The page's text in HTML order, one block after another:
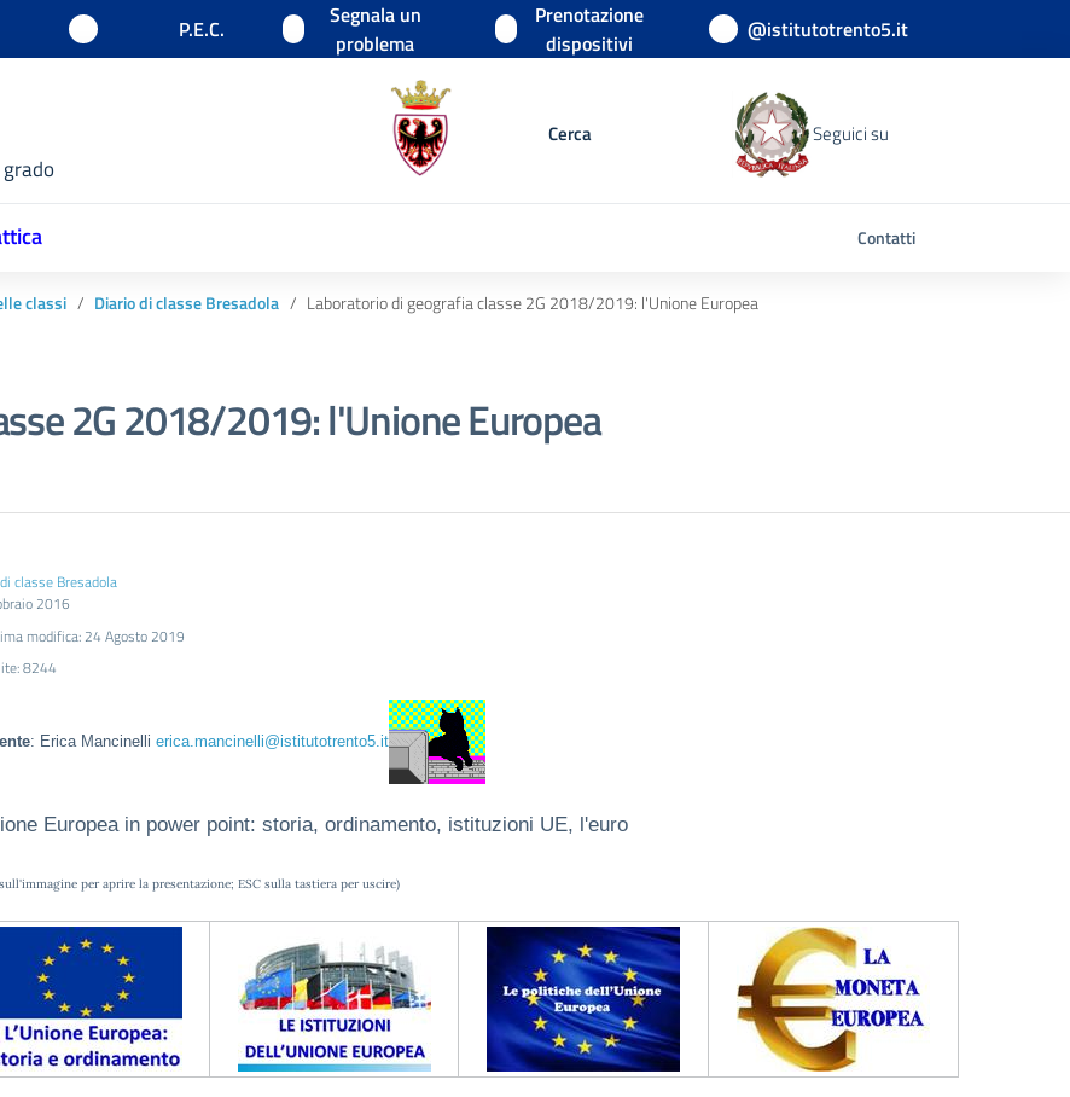
P.E.C.
Segnala un
problema
Prenotazione
dispositivi
@istitutotrento5.it
Cerca Seguici su
Contatti
classi Diario di classe Bresadola Laboratorio di geografia classe 2G 2018/2019: l'Unione Europea
2G 2018/2019: l'Unione Europea
classe Bresadola
2016
modifica: 24 Agosto 2019
8244
: Erica Mancinelli erica.mancinelli@istitutotrento5.it
Europea in power point: storia, ordinamento, istituzioni UE, l'euro
per aprire la presentazione; ESC sulla tastiera per uscire)